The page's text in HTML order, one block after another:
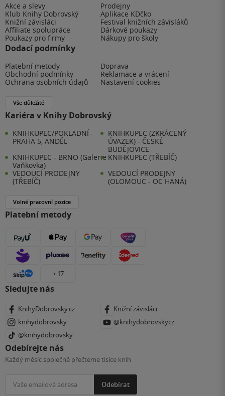
Akce a slevy
Prodejny
Klub Knihy Dobrovský
Aplikace KDčko
Knižní závisláci
Festival knižních závisláků
Affiliate spolupráce
Dárkové poukazy
Poukazy pro firmy
Nákupy pro školy
Dodací podmínky
Platební metody
Doprava
Obchodní podmínky
Reklamace a vrácení
Ochrana osobních údajů
Nastavení cookies
Vše důležité
Kariéra v Knihy Dobrovský
KNIHKUPEC/POKLADNÍ -
PRAHA 5, ANDĚL
KNIHKUPEC (ZKRÁCENÝ
ÚVAZEK) - ČESKÉ
BUDĚJOVICE
KNIHKUPEC - BRNO (Galerie
Vaňkovka)
KNIHKUPEC (TŘEBÍČ)
VEDOUCÍ PRODEJNY
(TŘEBÍČ)
VEDOUCÍ PRODEJNY
(OLOMOUC - OC HANÁ)
Volné pracovní pozice
Platební metody
+ 17
Sledujte nás
KnihyDobrovsky.cz
Knižní závisláci
knihydobrovsky
@knihydobrovskycz
@knihydobrovsky
Odebírejte nás
Každý měsíc společně přečteme tisíce knih
Odebírat